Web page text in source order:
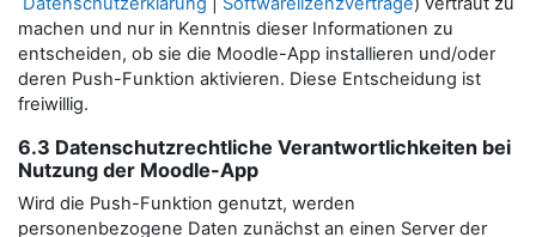
machen und nur in Kenntnis dieser Informationen zu
entscheiden, ob sie die Moodle-App installieren und/oder
deren Push-Funktion aktivieren. Diese Entscheidung ist
freiwillig.
6.3 Datenschutzrechtliche Verantwortlichkeiten bei
Nutzung der Moodle-App
Wird die Push-Funktion genutzt, werden
personenbezogene Daten zunächst an einen Server der